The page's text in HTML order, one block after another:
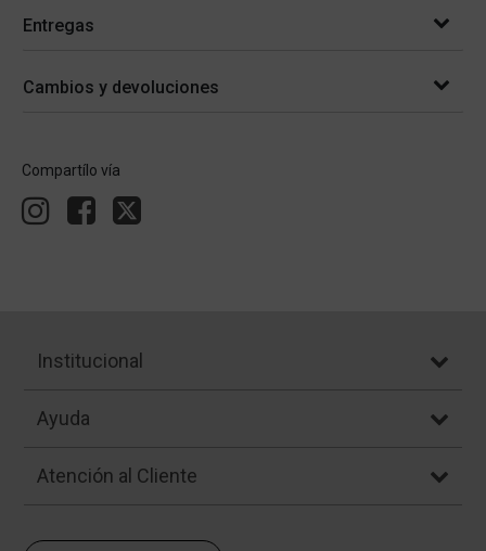
Entregas
Cambios y devoluciones
Compartílo vía
Institucional
Ayuda
Atención al Cliente